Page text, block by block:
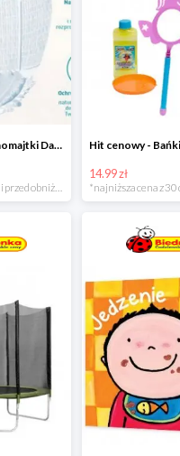
Hit cenowy - Pieluchomajtki Dada Pants
14.99 zł